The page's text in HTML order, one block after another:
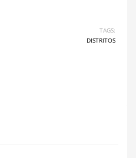
TAGS:
DISTRITOS